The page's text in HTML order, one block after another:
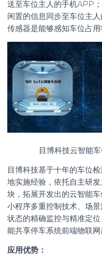
送至车位主人的手机APP
闲置的信息同步至车位主
传感器是能够感知车位占用
目博科技云智能
目博科技基于十年的车位
地实施经验，依托自主研
块，拓展开发出的云智能
小程序多重控制技术、场
状态的精确监控与精准定
能共享停车系统前端物联网
应用优势：